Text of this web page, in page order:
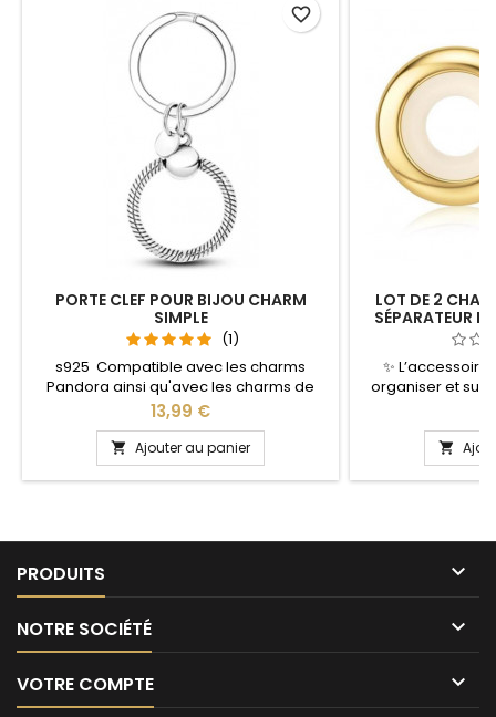
PORTE CLEF POUR BIJOU CHARM
SIMPLE
(1)
s925 Compatible avec les charms
Pandora ainsi qu'avec les charms de
notre site idéal pour : Noël, Saint Valentin,
anniversaire, anniversaire de mariage
L'ouverture pour les charms se fait au
niveau de la boule
Prix
13,99 €
 Ajouter au panier
favorite_border
LOT DE 2
SÉPARATEUR
✨
organiser et
séparateurs
conçus pour
maintenir vos
place.

PRODUITS 
NOTRE SOCIÉTÉ 
VOTRE COMPTE 